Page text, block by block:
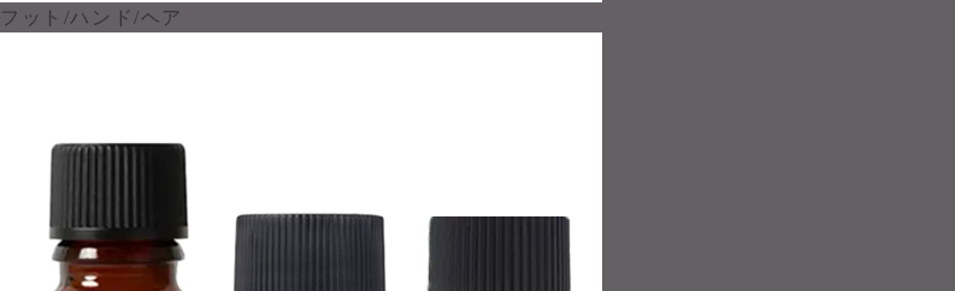
フット/ハンド/ヘア